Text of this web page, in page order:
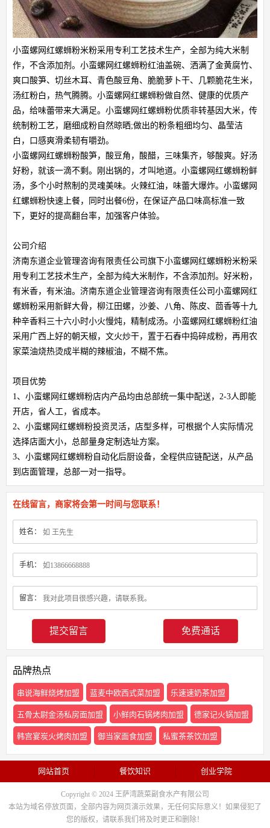
小蛮螺网红螺蛳粉米粉采用专利工艺技术生产，全部为纯大米制
作，不含添加剂。小蛮螺网红螺蛳粉红油盖碗、洒满了金黄腐竹、
爽口酸笋、切丝木耳、青色酸豆角、脆脆萝卜干、几颗脆花生米，
汤红粉白，热气腾腾。小蛮螺网红螺蛳粉做自然、健康的优质产
品，给味蕾带来大满足。小蛮螺网红螺蛳粉优质非转基因大米，传
统制粉工艺，磨细成粉自然晾晒;做出的粉条粗细均匀、晶莹洁
白，口感爽滑柔韧有嚼劲。
小蛮螺网红螺蛳粉酸笋，酸豆角，酸醋，三味集齐，够酸爽。好汤
好粉，就该一滴不剩。刚出锅的，才叫地道。小蛮螺网红螺蛳粉鲜
汤，多个小时熬制的灵魂美味。火辣红油，味蕾大爆炸。小蛮螺网
红螺蛳粉快速上餐，同时出餐6份，在保证产品口味高标准一致
下，更好的提高翻台率，加强客户体验。
公司介绍
济南东道企业管理咨询有限责任公司旗下小蛮螺网红螺蛳粉米粉采
用专利工艺技术生产，全部为纯大米制作，不含添加剂。好米粉，
有米香，有米油。济南东道企业管理咨询有限责任公司小蛮螺网红
螺蛳粉采用新鲜大骨，柳江田螺，沙姜、八角、陈皮、茴香等十九
种辛香料三十六小时小火慢炖，精制成汤。小蛮螺网红螺蛳粉红油
采用广西上好的朝天椒，文火炒干，置于石舂中捣碎成粉，再用农
家菜油烧热烫成半糊的辣椒油，不糊不焦。
项目优势
1、小蛮螺网红螺蛳粉店内产品均由总部统一集中配送，2-3人即能
开店，省人工，省成本。
2、小蛮螺网红螺蛳粉投资灵活，店型多样，可根据个人实际情况
选择店面大小，总部量身定制选址方案。
3、小蛮螺网红螺蛳粉自动化后厨设备，全程供应链配送，从产品
到店面管理，总部一对一指导。
在线留言，商家将会第一时间与您联系！
姓名：
手机：
留言：
免费通话
品牌热点
串说海鲜烧烤加盟 蓝麦中欧西式菜加盟 乐速速奶茶加盟
五骨太尉金汤私房面加盟 小鲜肉石锅烤肉加盟 德家记火锅加盟
韩宫宴炭火烤肉加盟 御当家面食加盟 私蜜茶茶饮加盟
网站首页 餐饮知识 创业学院
Copyright © 2024 王萨湾蔬菜副食水产有限公司
本站为域名停放页面，全部内容为网页演示效果，无任何实际意义！如果侵犯了
您的版权，请联系我们将及时更正和删除！